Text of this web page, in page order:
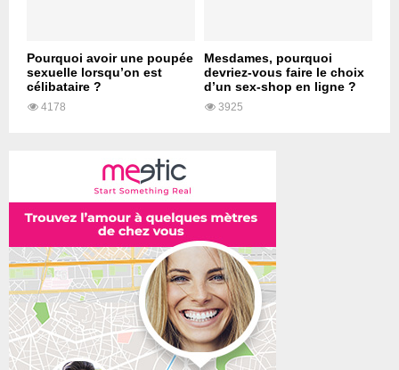
Pourquoi avoir une poupée
sexuelle lorsqu’on est
célibataire ?
4178
Mesdames, pourquoi
devriez-vous faire le choix
d’un sex-shop en ligne ?
3925